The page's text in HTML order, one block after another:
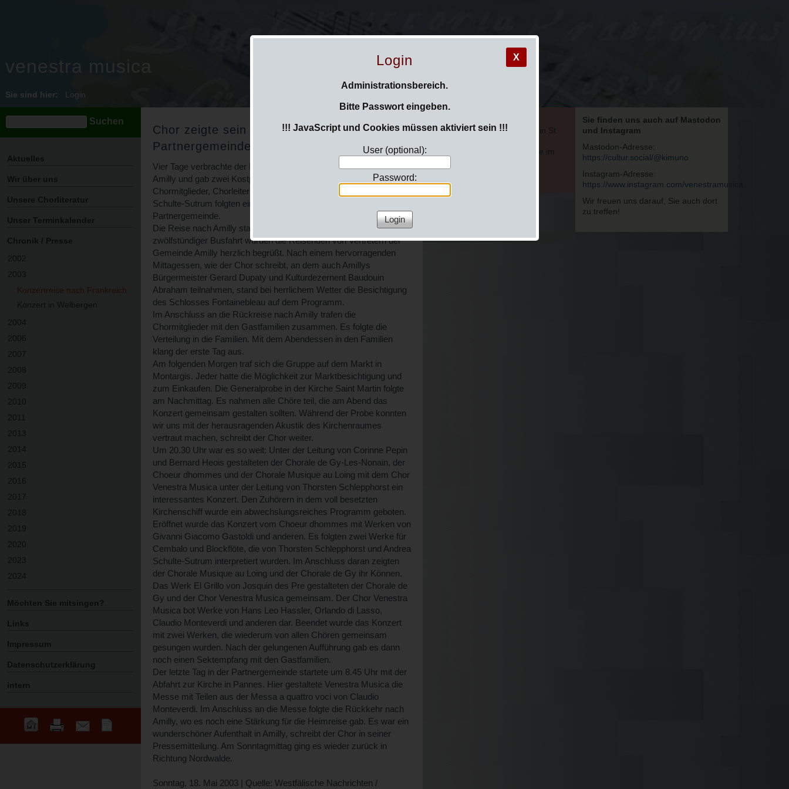
venestra musica
Sie sind hier: Login
X
Login
Administrationsbereich.
Bitte Passwort eingeben.
!!! JavaScript und Cookies müssen aktiviert sein !!!
User (optional):
Password:
Chor zeigte sein Können in der
Partnergemeinde Amilly
Vier Tage verbrachte der Kammerchor Venestra Musica jetzt in
Amilly und gab zwei Kostproben seines Könnens. Elf
Chormitglieder, Chorleiter Thorsten Schlepphorst und Andrea
Schulte-Sutrum folgten einer Einladung der französischen
Partnergemeinde.
Die Reise nach Amilly startete am 1. Mai spätabends. Nach
zwölfstündiger Busfahrt wurden die Reisenden von Vertretern der
Gemeinde Amilly herzlich begrüßt. Nach einem hervorragenden
Mittagessen, wie der Chor schreibt, an dem auch Amillys
Bürgermeister Gerard Dupaty und Kulturdezernent Baudouin
Abraham teilnahmen, stand bei herrlichem Wetter die Besichtigung
des Schlosses Fontainebleau auf dem Programm.
Im Anschluss an die Rückreise nach Amilly trafen die
Chormitglieder mit den Gastfamilien zusammen. Es folgte die
Verteilung in die Familien. Mit dem Abendessen in den Familien
klang der erste Tag aus.
Am folgenden Morgen traf sich die Gruppe auf dem Markt in
Montargis. Jeder hatte die Möglichkeit zur Marktbesichtigung und
zum Einkaufen. Die Generalprobe in der Kirche Saint Martin folgte
am Nachmittag. Es nahmen alle Chöre teil, die am Abend das
Konzert gemeinsam gestalten sollten. Während der Probe konnten
wir uns mit der herausragenden Akustik des Kirchenraumes
vertraut machen, schreibt der Chor weiter.
Um 20.30 Uhr war es so weit: Unter der Leitung von Corinne Pepin
und Bernard Heois gestalteten der Chorale de Gy-Les-Nonain, der
Choeur dhommes und der Chorale Musique au Loing mit dem Chor
Venestra Musica unter der Leitung von Thorsten Schlepphorst ein
interessantes Konzert. Den Zuhörern in dem voll besetzten
Kirchenschiff wurde ein abwechslungsreiches Programm geboten.
Eröffnet wurde das Konzert vom Choeur dhommes mit Werken von
Givanni Giacomo Gastoldi und anderen. Es folgten zwei Werke für
Cembalo und Blockflöte, die von Thorsten Schlepphorst und Andrea
Schulte-Sutrum interpretiert wurden. Im Anschluss daran zeigten
der Chorale Musique au Loing und der Chorale de Gy ihr Können.
Das Werk El Grillo von Josquin des Pre gestalteten der Chorale de
Gy und der Chor Venestra Musica gemeinsam. Der Chor Venestra
Musica bot Werke von Hans Leo Hassler, Orlando di Lasso,
Claudio Monteverdi und anderen dar. Beendet wurde das Konzert
mit zwei Werken, die wiederum von allen Chören gemeinsam
gesungen wurden. Nach der gelungenen Aufführung gab es dann
noch einen Sektempfang mit den Gastfamilien.
Der letzte Tag in der Partnergemeinde startete um 8.45 Uhr mit der
Abfahrt zur Kirche in Pannes. Hier gestaltete Venestra Musica die
Messe mit Teilen aus der Messa a quattro voci von Claudio
Monteverdi. Im Anschluss an die Messe folgte die Rückkehr nach
Amilly, wo es noch eine Stärkung für die Heimreise gab. Es war ein
wunderschöner Aufenthalt in Amilly, schreibt der Chor in seiner
Pressemitteilung. Am Sonntagmittag ging es wieder zurück in
Richtung Nordwalde.
Sonntag, 18. Mai 2003 | Quelle: Westfälische Nachrichten /
Aktuelles
Wir über uns
Unsere Chorliteratur
Unser Terminkalender
Chronik / Presse
2002
2003
Konzertreise nach Frankreich
Konzert in Welbergen
2004
2006
2007
2008
2009
2010
2011
2013
2014
2015
2016
2017
2018
2019
2020
2023
2024
Möchten Sie mitsingen?
Links
Impressum
Datenschutzerklärung
intern
kirchenmusikalische Projekte in St.
Kirchenmusik Nordwalde im
Sie finden uns auch auf Mastodon
und Instagram
Mastodon-Adresse:
https://cultur.social/@kimuno
Instagram-Adresse:
https://www.instagram.com/venestramusica
Wir freuen uns darauf, Sie auch dort
zu treffen!